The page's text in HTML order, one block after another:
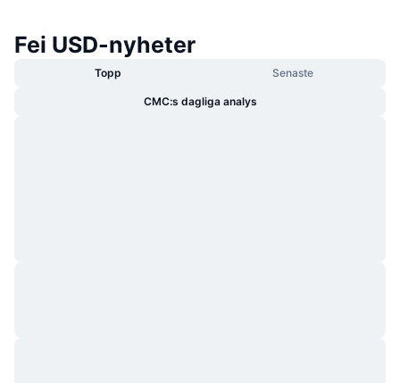
Fei USD-nyheter
Topp Senaste
CMC:s dagliga analys